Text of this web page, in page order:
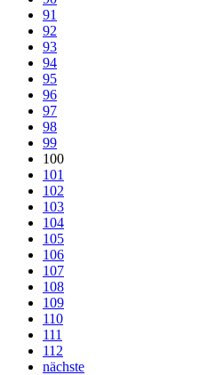
91
92
93
94
95
96
97
98
99
100
101
102
103
104
105
106
107
108
109
110
111
112
nächste